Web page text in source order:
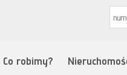
Co robimy?